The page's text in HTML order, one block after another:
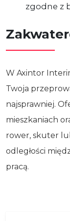
zgodne z
W Axintor
Twoja
najsprawniej.
mieszkaniach
rower, skuter
odległości
pracą.